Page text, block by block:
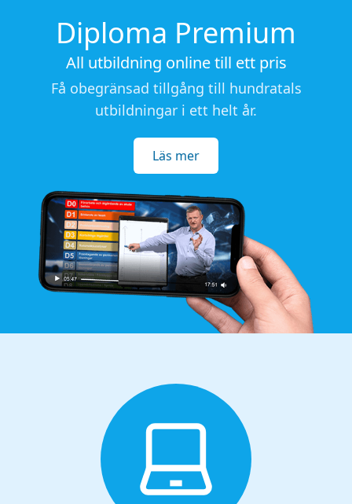
Diploma Premium
All utbildning online till ett pris
Få obegränsad tillgång till hundratals
utbildningar i ett helt år.
Läs mer